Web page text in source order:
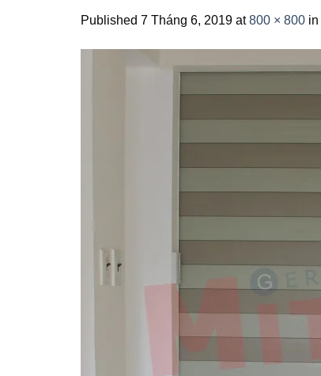
Published 7 Tháng 6, 2019 at800 × 800 in